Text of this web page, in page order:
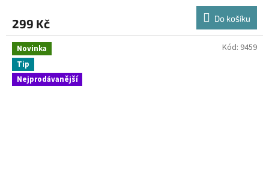
299 Kč Do košíku
Novinka
Tip
Nejprodávanější
Kód: 9459